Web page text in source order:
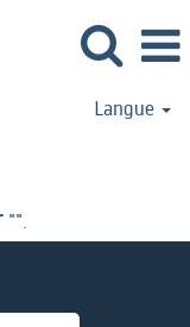
Langue
"".